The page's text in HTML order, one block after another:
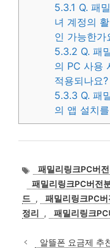
5.3.1 Q. 패
녀 계정의
인 가능한가
5.3.2 Q. 패
의 PC 사용
적용되나요?
5.3.3 Q. 패
의 앱 설치
태
그
패밀리링크PC버
패밀리링크PC버전
드 , 패밀리링크PC버
정리
, 패밀리링크PC
알뜰폰 요금제 추